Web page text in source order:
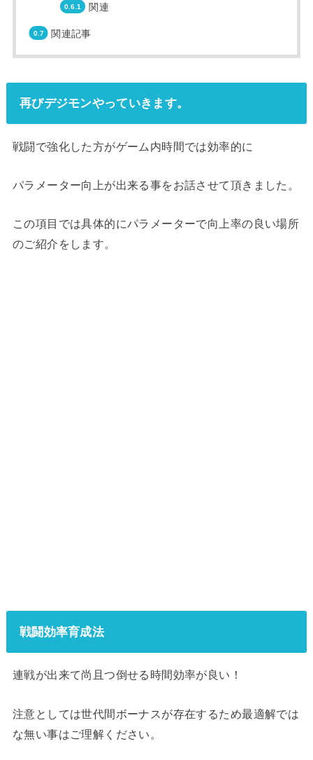
関連
関連記事
再びデジモンやっていきます。
戦闘で強化した方がゲーム内時間では効率的に
パラメーター向上が出来る事をお話させて頂きました。
この項目では具体的にパラメーターで向上率の良い場所
のご紹介をします。
戦闘効率育成法
連戦が出来て尚且つ倒せる時間効率が良い！
注意としては世代間ボーナスが存在するため最適解では
な無い事はご理解ください。